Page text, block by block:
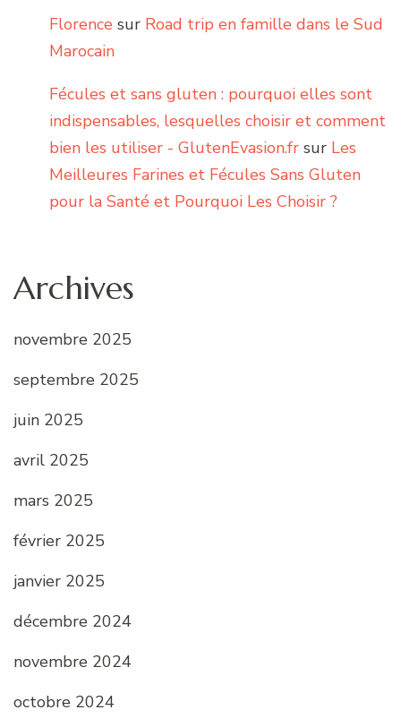
Florence sur Road trip en famille dans le Sud
Marocain
Fécules et sans gluten : pourquoi elles sont
indispensables, lesquelles choisir et comment
bien les utiliser - GlutenEvasion.fr sur Les
Meilleures Farines et Fécules Sans Gluten
pour la Santé et Pourquoi Les Choisir ?
Archives
novembre 2025
septembre 2025
juin 2025
avril 2025
mars 2025
février 2025
janvier 2025
décembre 2024
novembre 2024
octobre 2024